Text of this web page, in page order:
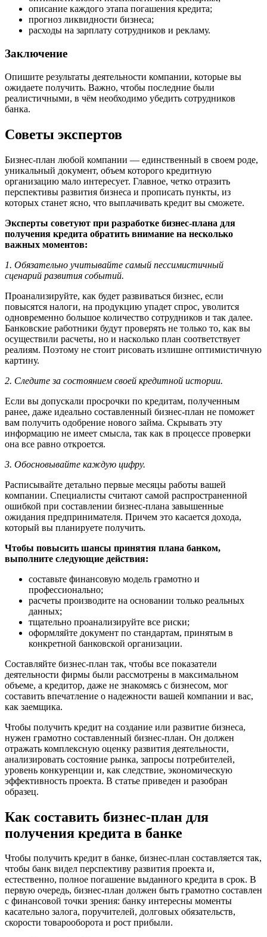
описание каждого этапа погашения кредита;
прогноз ликвидности бизнеса;
расходы на зарплату сотрудников и рекламу.
Заключение
Опишите результаты деятельности компании, которые вы
ожидаете получить. Важно, чтобы последние были
реалистичными, в чём необходимо убедить сотрудников
банка.
Советы экспертов
Бизнес-план любой компании — единственный в своем роде,
уникальный документ, объем которого кредитную
организацию мало интересует. Главное, четко отразить
перспективы развития бизнеса и прописать пункты, из
которых станет ясно, что выплачивать кредит вы сможете.
Эксперты советуют при разработке бизнес-плана для
получения кредита обратить внимание на несколько
важных моментов:
1. Обязательно учитывайте самый пессимистичный
сценарий развития событий.
Проанализируйте, как будет развиваться бизнес, если
повысятся налоги, на продукцию упадет спрос, уволится
одновременно большое количество сотрудников и так далее.
Банковские работники будут проверять не только то, как вы
осуществили расчеты, но и насколько план соответствует
реалиям. Поэтому не стоит рисовать излишне оптимистичную
картину.
2. Следите за состоянием своей кредитной истории.
Если вы допускали просрочки по кредитам, полученным
ранее, даже идеально составленный бизнес-план не поможет
вам получить одобрение нового займа. Скрывать эту
информацию не имеет смысла, так как в процессе проверки
она все равно откроется.
3. Обосновывайте каждую цифру.
Расписывайте детально первые месяцы работы вашей
компании. Специалисты считают самой распространенной
ошибкой при составлении бизнес-плана завышенные
ожидания предпринимателя. Причем это касается дохода,
который вы планируете получить.
Чтобы повысить шансы принятия плана банком,
выполните следующие действия:
составьте финансовую модель грамотно и
профессионально;
расчеты производите на основании только реальных
данных;
тщательно проанализируйте все риски;
оформляйте документ по стандартам, принятым в
конкретной банковской организации.
Составляйте бизнес-план так, чтобы все показатели
деятельности фирмы были рассмотрены в максимальном
объеме, а кредитор, даже не знакомясь с бизнесом, мог
составить впечатление о надежности вашей компании и вас,
как заемщика.
Чтобы получить кредит на создание или развитие бизнеса,
нужен грамотно составленный бизнес-план. Он должен
отражать комплексную оценку развития деятельности,
анализировать состояние рынка, запросы потребителей,
уровень конкуренции и, как следствие, экономическую
эффективность проекта. В статье приведен и разобран
образец.
Как составить бизнес-план для
получения кредита в банке
Чтобы получить кредит в банке, бизнес-план составляется так,
чтобы банк видел перспективу развития проекта и,
естественно, полное погашение выданного кредита в срок. В
первую очередь, бизнес-план должен быть грамотно составлен
с финансовой точки зрения: банку интересны моменты
касательно залога, поручителей, долговых обязательств,
скорости товарооборота и рост прибыли.